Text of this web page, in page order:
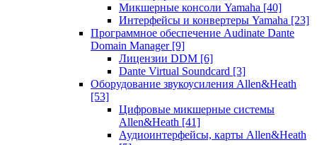
Микшерные консоли Yamaha [40]
Интерфейсы и конвертеры Yamaha [23]
Программное обеспечение Audinate Dante
Domain Manager [9]
Лицензии DDM [6]
Dante Virtual Soundcard [3]
Оборудование звукоусиления Allen&Heath
[53]
Цифровые микшерные системы
Allen&Heath [41]
Аудиоинтерфейсы, карты Allen&Heath